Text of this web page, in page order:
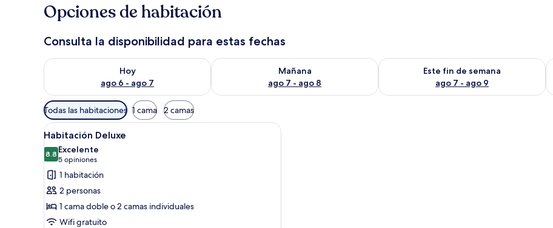
Opciones de habitación
Consulta la disponibilidad para estas fechas
Hoy
ago 6 - ago 7
Consulta la disponibilidad para hoy ago 6 - ago 7
Mañana
ago 7 - ago 8
Consulta la disponibilidad para mañana ago 7 - ago 8
Este fin de semana
ago 7 - ago 9
Consulta la disponibilidad para este fin
Filtros
disponibles
para
las
habitaciones
Todas las habitaciones 1 cama 2 camas
Abrir
todas
las
fotos
de
Habitación
Deluxe
Un dormitorio con una cama, televisor, escritorio y espejo.
10
Habitación Deluxe
8.88.8 de 10
Excelente
5 opiniones
(5
opiniones)
1 habitación
2 personas
1 cama doble o 2 camas individuales
Wifi gratuito